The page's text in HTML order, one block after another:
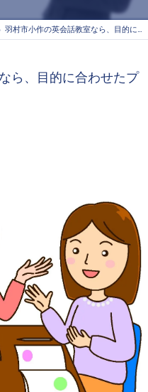
羽村市小作の英会話教室なら、目的に合わせたプライベートレッスンも。
ら、目的に合わせたプ